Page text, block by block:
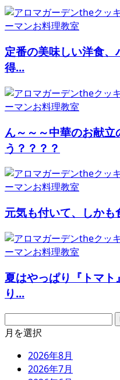
定番の美味しい洋食
得...
ん～～～中華のお献立
う？？？？
元気も付いて、しか
夏はやっぱり『トマ
り...
月を選択
2026年8月
2026年7月